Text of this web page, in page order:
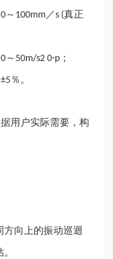
0 ～ 100mm ／s (真正
0 ～ 50m/s2 0-p ；
±5％。
用户实际需要，构
方向上的振动巡迴